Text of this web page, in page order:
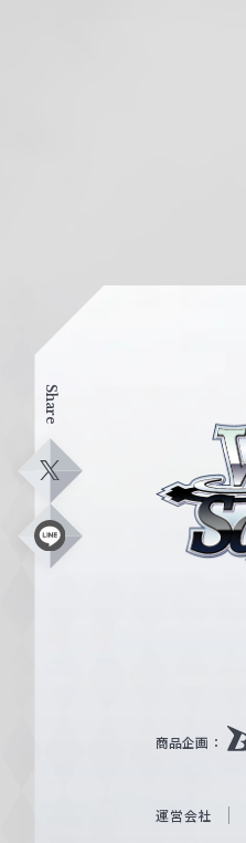
Share
X
L
ス
W
i
商品企画：
運営会社